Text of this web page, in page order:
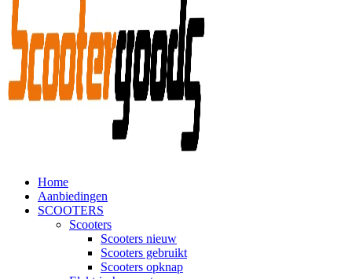
Home
Aanbiedingen
SCOOTERS
Scooters
Scooters nieuw
Scooters gebruikt
Scooters opknap